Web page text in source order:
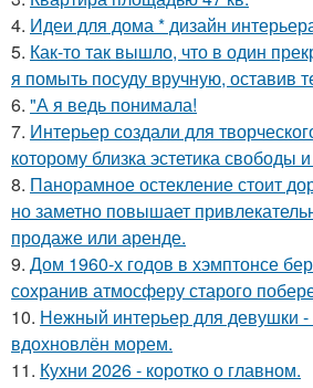
4. Идеи для дома * дизайн
5. Как-то так вышло, что в один
я помыть посуду вручную, оставив
6. "А я ведь понимала!
7. Интерьер создали для
которому близка эстетика свободы
8. Панорамное остекление стоит
но заметно повышает
продаже или аренде.
9. Дом 1960-х годов в хэмптонсе
сохранив атмосферу старого
10. Нежный интерьер для девушки -
вдохновлён морем.
11. Кухни 2026 - коротко о главном.